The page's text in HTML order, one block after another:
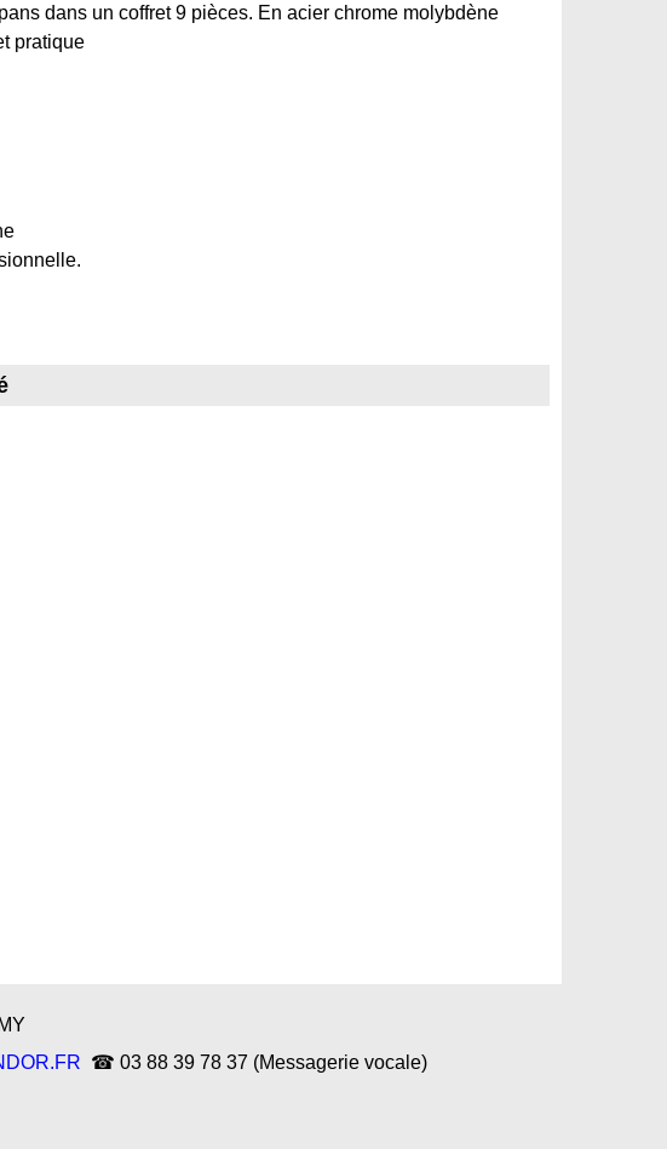
dans un coffret 9 pièces. En acier chrome molybdène
pratique
☎ 03 88 39 78 37 (Messagerie vocale)